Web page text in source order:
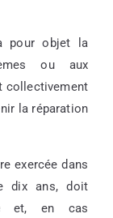
pour objet la
ou aux
collectivement
la réparation
exercée dans
dix ans, doit
et, en cas